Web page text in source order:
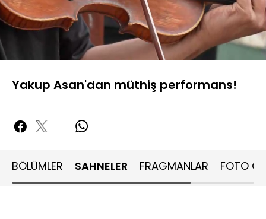
Aç
480P
Yüklendi:
Oynatma
Hızı
Yakup Asan'dan müthiş performans!
BÖLÜMLER SAHNELER FRAGMANLAR FOTO